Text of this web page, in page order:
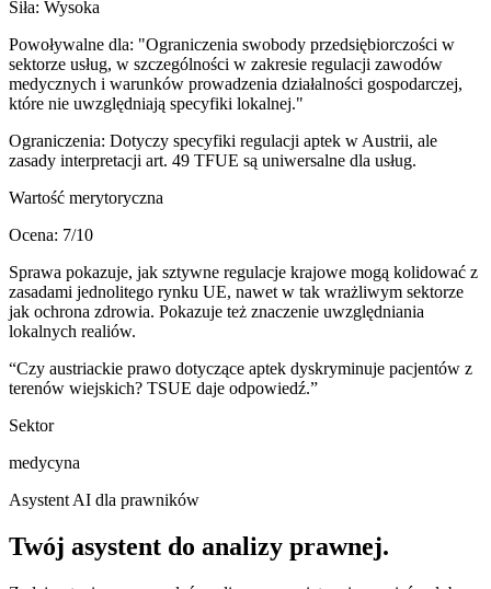
Siła: Wysoka
Powoływalne dla: "Ograniczenia swobody przedsiębiorczości w
sektorze usług, w szczególności w zakresie regulacji zawodów
medycznych i warunków prowadzenia działalności gospodarczej,
które nie uwzględniają specyfiki lokalnej."
Ograniczenia: Dotyczy specyfiki regulacji aptek w Austrii, ale
zasady interpretacji art. 49 TFUE są uniwersalne dla usług.
Wartość merytoryczna
Ocena: 7/10
Sprawa pokazuje, jak sztywne regulacje krajowe mogą kolidować z
zasadami jednolitego rynku UE, nawet w tak wrażliwym sektorze
jak ochrona zdrowia. Pokazuje też znaczenie uwzględniania
lokalnych realiów.
“Czy austriackie prawo dotyczące aptek dyskryminuje pacjentów z
terenów wiejskich? TSUE daje odpowiedź.”
Sektor
medycyna
Asystent AI dla prawników
Twój asystent do analizy prawnej.